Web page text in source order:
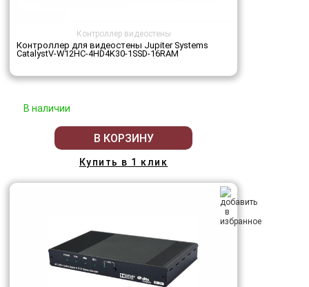
Контроллер видеостены
Контроллер для видеостены Jupiter Systems
CatalystV-W12HC-4HD4K30-1SSD-16RAM
В наличии
В КОРЗИНУ
Купить в 1 клик